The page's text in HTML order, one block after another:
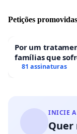
Petições
Por um
famílias que
hospitais
81 assinaturas
INICIE A
Quer